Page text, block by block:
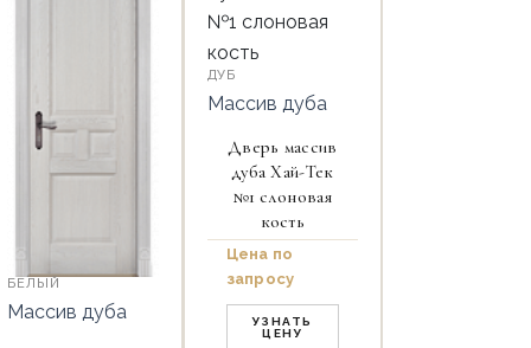
БЕЛЫЙ
Массив дуба
ДУБ
Массив дуба
Дверь массив
дуба Хай-Тек
№1 слоновая
кость
Цена по
запросу
УЗНАТЬ
ЦЕНУ